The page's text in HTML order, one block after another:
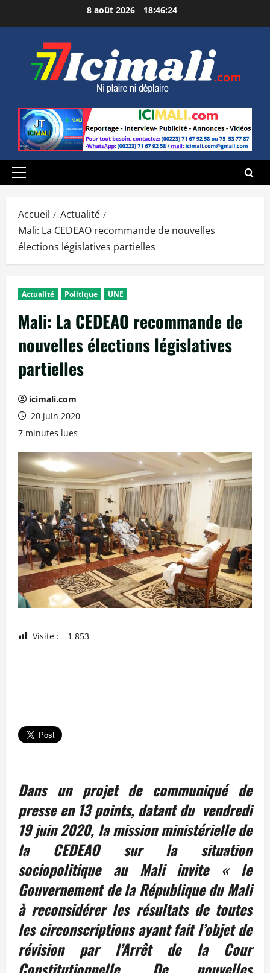
au
8 août 2026 18:46:25
Menu
Accueil
Actualité
Mali: La CEDEAO recommande de nouvelles
élections législatives partielles
Actualité Politique UNE
Mali: La CEDEAO recommande de
nouvelles élections législatives
partielles
icimali.com
20 juin 2020
7 minutes lues
Visite : 1 853
Dans un projet de communiqué de
presse en 13 points, datant du vendredi
19 juin 2020, la mission ministérielle de
la CEDEAO sur la situation
sociopolitique au Mali invite « le
Gouvernement de la République du Mali
à reconsidérer les résultats de toutes
les circonscriptions ayant fait l’objet de
révision par l’Arrêt de la Cour